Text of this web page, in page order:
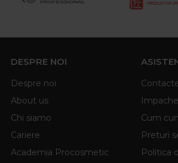
DESPRE NOI
Despre noi
About us
Chi siamo
Cariere
Academia Procosmetic
Cum
Preturi
Politica